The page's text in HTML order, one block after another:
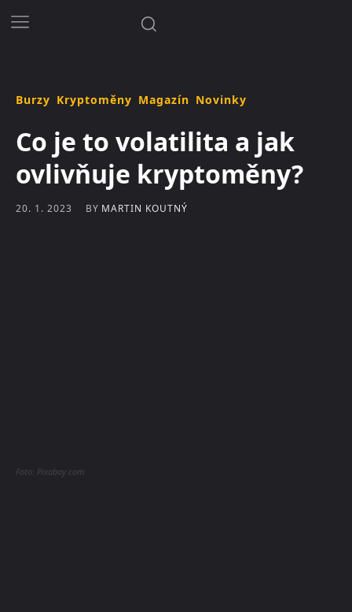
Burzy Kryptoměny Magazín Novinky
Co je to volatilita a jak
ovlivňuje kryptoměny?
20. 1. 2023 BY MARTIN KOUTNÝ
Foto: Pixabay.com